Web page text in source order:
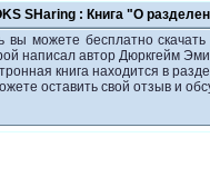
SHaring : Книга "О
вы можете бесплатно
написал автор Дюркгейм
книга находится в
оставить свой отзыв и